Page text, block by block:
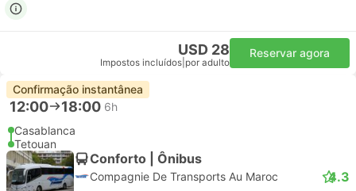
USD 28
Impostos incluídos por adulto
Reservar agora
Confirmação instantânea
12:00 18:00 6h
Casablanca
Tetouan
Conforto | Ônibus
Compagnie De Transports Au Maroc 4.3